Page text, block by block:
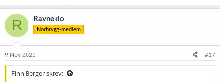
R Ravneklo
Norbrygg-medlem
9 Nov 2025 #17
Finn Berger skrev: